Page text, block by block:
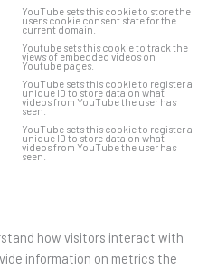
YouTube sets this cookie to store the
user's cookie consent state for the
current domain.
Youtube sets this cookie to track the
views of embedded videos on
Youtube pages.
YouTube sets this cookie to register a
unique ID to store data on what
videos from YouTube the user has
seen.
YouTube sets this cookie to register a
unique ID to store data on what
videos from YouTube the user has
seen.
how visitors interact with
information on metrics the